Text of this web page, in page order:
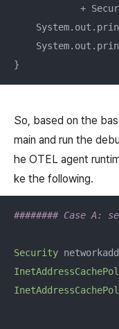
+
}
So, based on the
main and run the
he OTEL agent
ke the following.
######## Case A:
Security